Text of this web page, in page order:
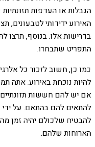
הגבלות או העדפות
האירוע ידידותי לטבעונים,
בדרישות אלו. בנוסף, תרצו
התפריט שתבחרו.
כמו כן, חשוב לזכור כל
להיות נוכחת באירוע. אתה
אם יש להם חששות
להתאים להם בהתאם. על ידי
להבטיח שלכולם יהיה זמן
הארוחות שלהם.